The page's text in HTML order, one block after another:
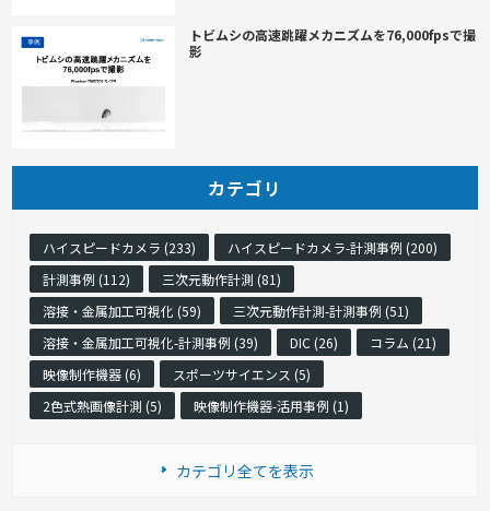
トビムシの高速跳躍メカニズムを76,000fpsで撮
影
カテゴリ
ハイスピードカメラ (233)
ハイスピードカメラ-計測事例 (200)
計測事例 (112)
三次元動作計測 (81)
溶接・金属加工可視化 (59)
三次元動作計測-計測事例 (51)
溶接・金属加工可視化-計測事例 (39)
DIC (26)
コラム (21)
映像制作機器 (6)
スポーツサイエンス (5)
2色式熱画像計測 (5)
映像制作機器-活用事例 (1)
カテゴリ全てを表示